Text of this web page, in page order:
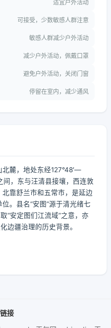
适宜户外活动
可接受，少数敏感人群注意
敏感人群减少户外活动
减少户外活动，佩戴口罩
避免户外活动，关闭门窗
停留在室内，减少通风
麓，地处东经127°48′—
间，东与汪清县接壤，西连敦
靠舒兰市和五常市，是延边
。县名“安图”源于清光绪七
“安定图们江流域”之意，亦
边疆治理的历史背景。
接